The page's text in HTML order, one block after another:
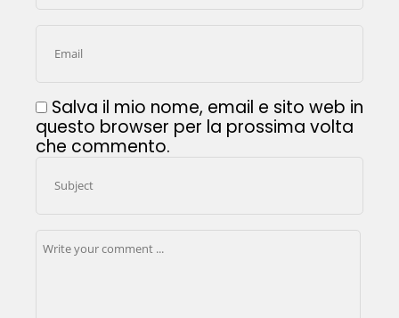
Salva il mio nome, email e sito web in
questo browser per la prossima volta
che commento.